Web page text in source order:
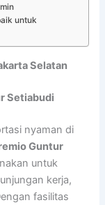
untuk
Selatan
Setiabudi
nyaman di
Guntur
untuk
kerja,
fasilitas